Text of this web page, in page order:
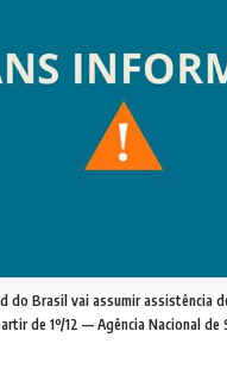
do Brasil vai assumir assistência
de 1º/12 — Agência Nacional de